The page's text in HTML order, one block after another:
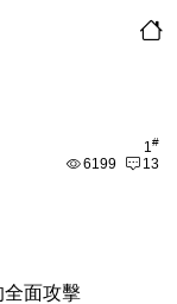
1#
6199 13
面攻擊